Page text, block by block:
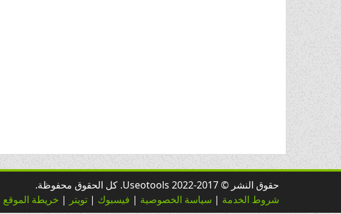
حقوق النشر © 2017-2022 Useotools. كل الحقوق محفوظة.
شروط الخدمة | سياسة الخصوصية | فيسبوك | تويتر | خريطة الموقع